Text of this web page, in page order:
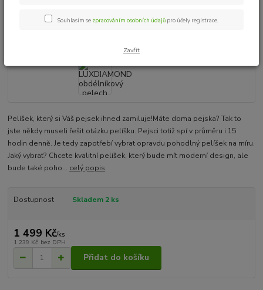
Pelíšek, který si Váš pejsek ihned zamiluje!Máte doma pejska? Tak to
jste někdy museli řešit otázku pelíšku. Pejsci totiž spí v průměru i 15
hodin denně. Je tedy zapotřebí vybrat opravdu pohodlný pelíšek na míru.
Jaký vybrat? Chcete kvalitní pelíšek, který bude mít moderní design, ale
bude také poho... celý popis
Dostupnost Skladem 2 ks
1 499 Kč/ks
1 239 Kč bez DPH
Přidat do košíku
Souhlasím se zpracováním osobních údajů pro účely registrace.
Zavřít